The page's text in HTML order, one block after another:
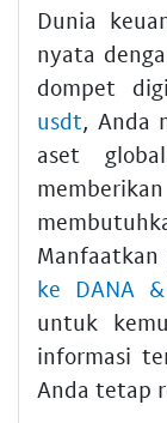
Dunia
nyata
dompet
usdt, Anda
aset
ke DANA
untuk
informasi
Anda tetap